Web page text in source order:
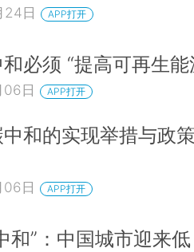
24日 APP打开
必须 “提高可再生能
日 APP打开
和的实现举措与政策
日 APP打开
和”：中国城市迎来低